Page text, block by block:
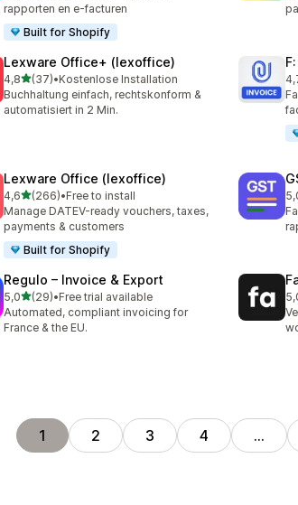
rapporten en e-facturen
Built for Shopify
Lexware Office+ (lexoffice)
4,8van 5 sterren
(37)
37 recensies in totaal
•Kostenlose Installation
Buchhaltung einfach, rechtskonform &
automatisiert in 2 Min.
Lexware Office (lexoffice)
4,6van 5 sterren
(266)
266 recensies in totaal
•Free to install
Manage DATEV-ready vouchers, taxes,
payments & customers
Built for Shopify
Regulo – Invoice & Export
5,0van 5 sterren
(29)
29 recensies in totaal
•Free trial available
Automated, compliant invoicing for
France & the EU.
1 2 3 4 …